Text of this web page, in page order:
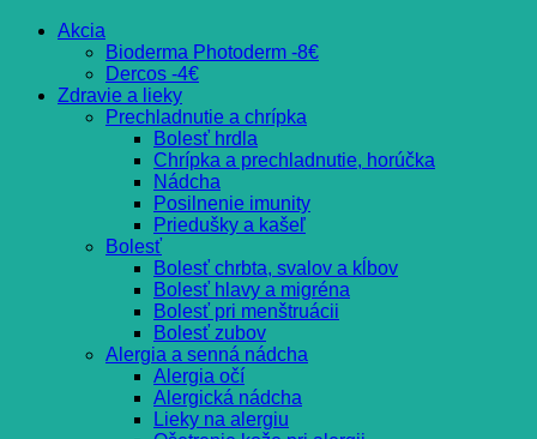
Akcia
Bioderma Photoderm -8€
Dercos -4€
Zdravie a lieky
Prechladnutie a chrípka
Bolesť hrdla
Chrípka a prechladnutie, horúčka
Nádcha
Posilnenie imunity
Priedušky a kašeľ
Bolesť
Bolesť chrbta, svalov a kĺbov
Bolesť hlavy a migréna
Bolesť pri menštruácii
Bolesť zubov
Alergia a senná nádcha
Alergia očí
Alergická nádcha
Lieky na alergiu